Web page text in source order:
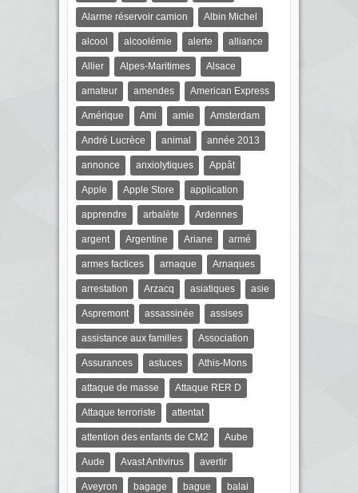
Alarme réservoir camion Albin Michel
alcool alcoolémie alerte alliance
Allier Alpes-Maritimes Alsace
amateur amendes American Express
Amérique Ami amie Amsterdam
André Lucrèce animal année 2013
annonce anxiolytiques Appât
Apple Apple Store application
apprendre arbalète Ardennes
argent Argentine Ariane armé
armes factices arnaque Arnaques
arrestation Arzacq asiatiques asie
Aspremont assassinée assises
assistance aux familles Association
Assurances astuces Athis-Mons
attaque de masse Attaque RER D
Attaque terroriste attentat
attention des enfants de CM2 Aube
Aude Avast Antivirus avertir
Aveyron bagage bague balai